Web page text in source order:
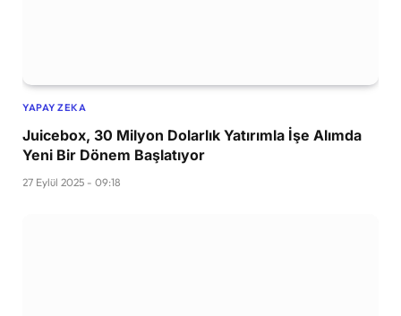
YAPAY ZEKA
Juicebox, 30 Milyon Dolarlık Yatırımla İşe Alımda
Yeni Bir Dönem Başlatıyor
27 Eylül 2025 - 09:18